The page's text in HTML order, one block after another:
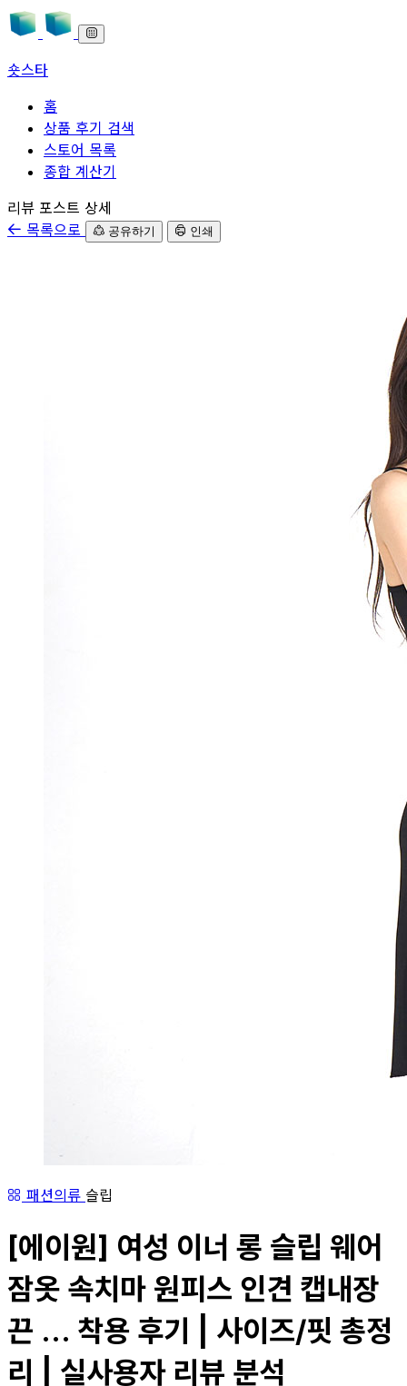
숏스타
홈
상품 후기 검색
스토어 목록
종합 계산기
본문으로 바로가기
리뷰 포스트 상세
목록으로
공유하기 인쇄
패션의류 슬립
[에이원] 여성 이너 롱 슬립 웨어
잠옷 속치마 원피스 인견 캡내장
끈 ... 착용 후기 | 사이즈/핏 총정
리 | 실사용자 리뷰 분석